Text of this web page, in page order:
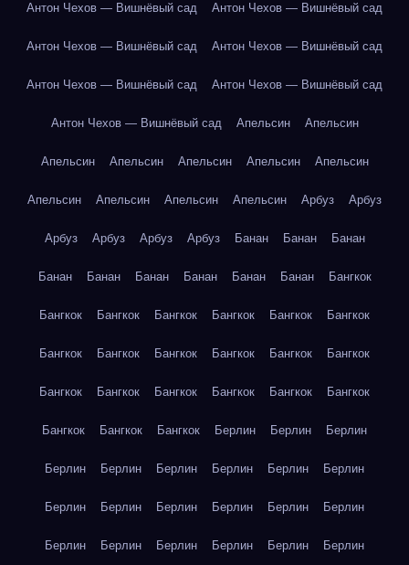
Антон Чехов — Вишнёвый сад Антон Чехов — Вишнёвый сад
Антон Чехов — Вишнёвый сад Антон Чехов — Вишнёвый сад
Антон Чехов — Вишнёвый сад Антон Чехов — Вишнёвый сад
Антон Чехов — Вишнёвый сад Апельсин Апельсин
Апельсин Апельсин Апельсин Апельсин Апельсин
Апельсин Апельсин Апельсин Апельсин Арбуз Арбуз
Арбуз Арбуз Арбуз Арбуз Банан Банан Банан
Банан Банан Банан Банан Банан Банан Бангкок
Бангкок Бангкок Бангкок Бангкок Бангкок Бангкок
Бангкок Бангкок Бангкок Бангкок Бангкок Бангкок
Бангкок Бангкок Бангкок Бангкок Бангкок Бангкок
Бангкок Бангкок Бангкок Берлин Берлин Берлин
Берлин Берлин Берлин Берлин Берлин Берлин
Берлин Берлин Берлин Берлин Берлин Берлин
Берлин Берлин Берлин Берлин Берлин Берлин